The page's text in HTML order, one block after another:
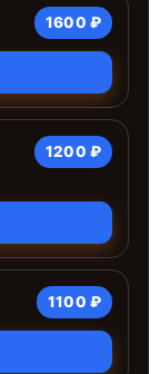
1600 ₽
1200 ₽
1100 ₽